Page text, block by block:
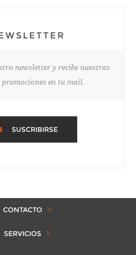
newsletter y recibe nuestras
en tu mail.
SUSCRIBIRSE
CONTACTO
SERVICIOS